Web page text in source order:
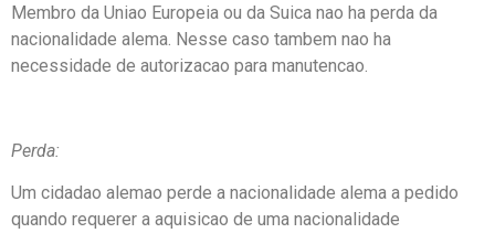
Membro da Uniao Europeia ou da Suica nao ha perda da
nacionalidade alema. Nesse caso tambem nao ha
necessidade de autorizacao para manutencao.
Perda:
Um cidadao alemao perde a nacionalidade alema a pedido
quando requerer a aquisicao de uma nacionalidade